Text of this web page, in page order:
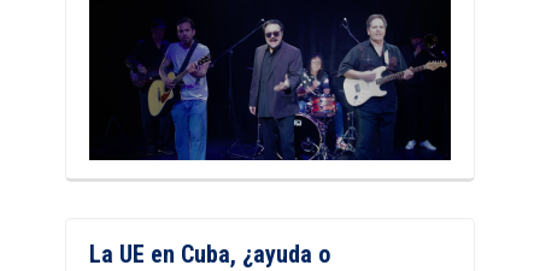
La UE en Cuba, ¿ayuda o